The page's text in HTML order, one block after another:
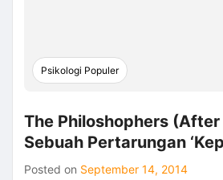
Psikologi Populer
The Philoshophers
Sebuah Pertarungan
Posted on September 14, 2014